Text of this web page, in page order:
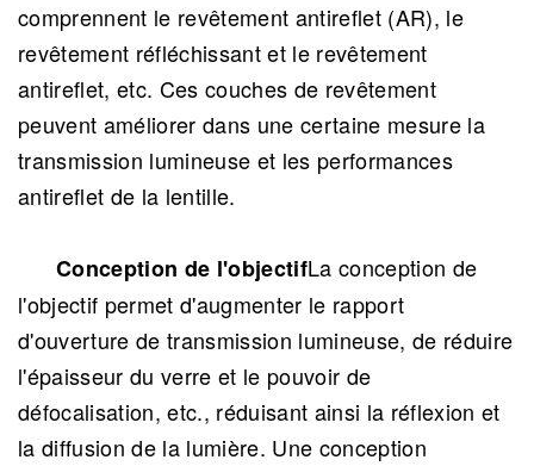
comprennent le revêtement antireflet (AR), le
revêtement réfléchissant et le revêtement
antireflet, etc. Ces couches de revêtement
peuvent améliorer dans une certaine mesure la
transmission lumineuse et les performances
antireflet de la lentille.
Conception de l'objectifLa conception de
l'objectif permet d'augmenter le rapport
d'ouverture de transmission lumineuse, de réduire
l'épaisseur du verre et le pouvoir de
défocalisation, etc., réduisant ainsi la réflexion et
la diffusion de la lumière. Une conception